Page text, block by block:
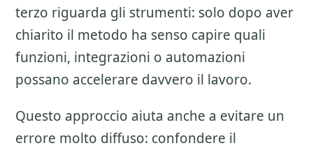
terzo riguarda gli strumenti: solo dopo aver
chiarito il metodo ha senso capire quali
funzioni, integrazioni o automazioni
possano accelerare davvero il lavoro.
Questo approccio aiuta anche a evitare un
errore molto diffuso: confondere il